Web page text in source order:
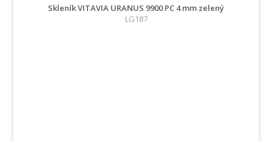
Skleník VITAVIA URANUS 9900 PC 4 mm zelený
LG187